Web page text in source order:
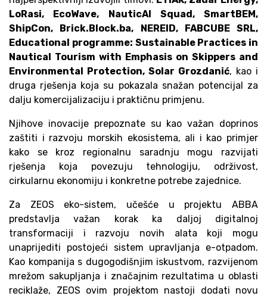
LoRasi, EcoWave, NauticAI Squad, SmartBEM,
ShipCon, Brick.Block.ba, NEREID, FABCUBE SRL,
Educational programme: Sustainable Practices in
Nautical Tourism with Emphasis on Skippers and
Environmental Protection, Solar Grozdanić, kao i
druga rješenja koja su pokazala snažan potencijal za
dalju komercijalizaciju i praktičnu primjenu.
Njihove inovacije prepoznate su kao važan doprinos
zaštiti i razvoju morskih ekosistema, ali i kao primjer
kako se kroz regionalnu saradnju mogu razvijati
rješenja koja povezuju tehnologiju, održivost,
cirkularnu ekonomiju i konkretne potrebe zajednice.
Za ZEOS eko-sistem, učešće u projektu ABBA
predstavlja važan korak ka daljoj digitalnoj
transformaciji i razvoju novih alata koji mogu
unaprijediti postojeći sistem upravljanja e-otpadom.
Kao kompanija s dugogodišnjim iskustvom, razvijenom
mrežom sakupljanja i značajnim rezultatima u oblasti
reciklaže, ZEOS ovim projektom nastoji dodati novu